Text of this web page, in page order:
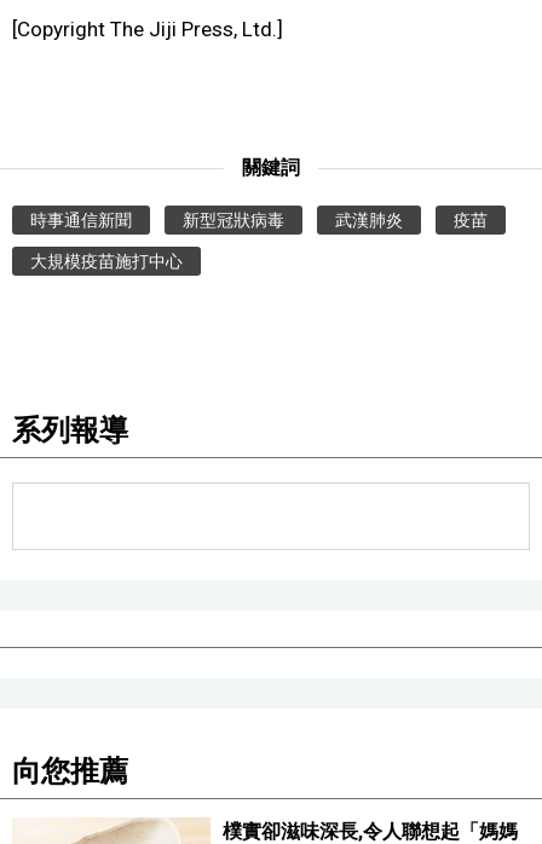
語言
[Copyright The Jiji Press, Ltd.]
關鍵詞
時事通信新聞 新型冠狀病毒 武漢肺炎 疫苗
大規模疫苗施打中心
系列報導
向您推薦
樸實卻滋味深長,令人聯想起「媽媽